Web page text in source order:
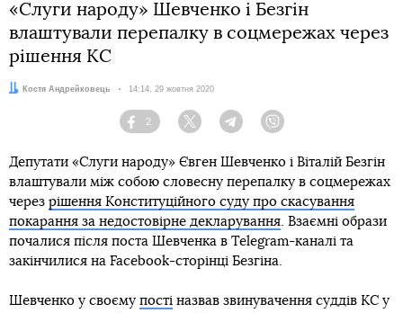
«Слуги народу» Шевченко і Безгін
влаштували перепалку в соцмережах через
рішення КС
Автор:Костя Андрейковець Дата:
14:14, 29 жовтня 2020
Facebook
2
Twitter TelegramViber
Депутати «Слуги народу» Євген Шевченко і Віталій Безгін
влаштували між собою словесну перепалку в соцмережах
через рішення Конституційного суду про скасування
покарання за недостовірне декларування. Взаємні образи
почалися після поста Шевченка в Telegram-каналі та
закінчилися на Facebook-сторінці Безгіна.
Шевченко у своєму пості назвав звинувачення суддів КС у